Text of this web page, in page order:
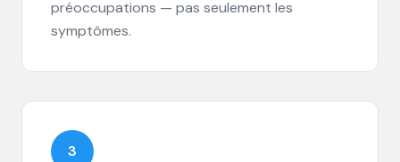
préoccupations — pas seulement les
symptômes.
3